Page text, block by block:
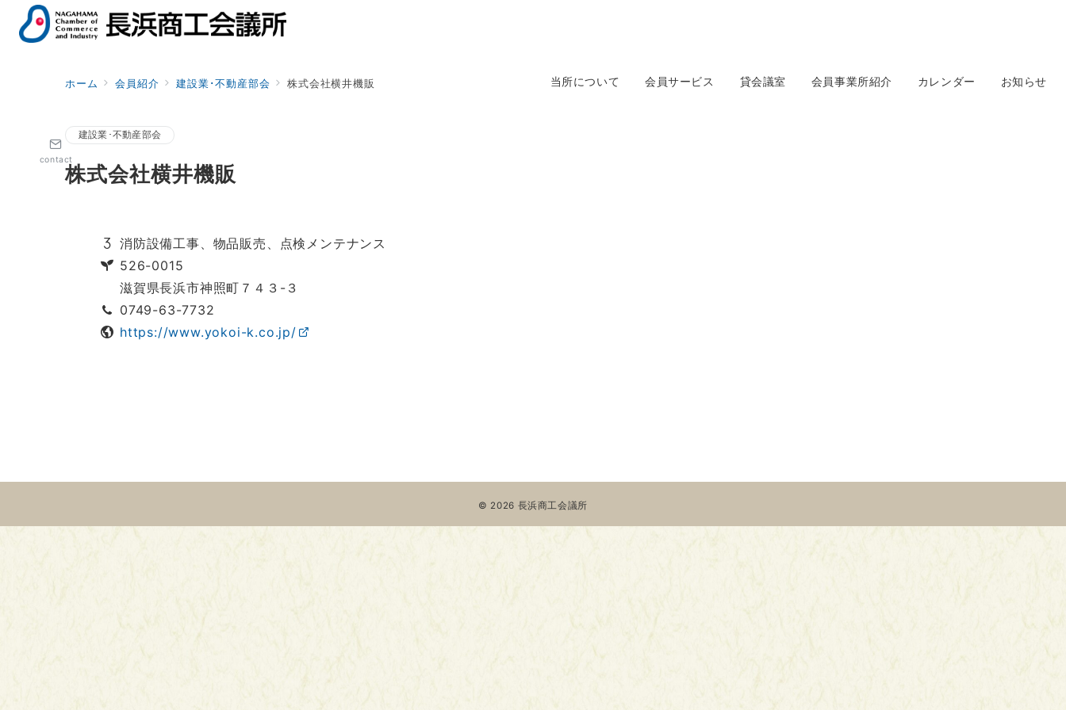
当所について 会員サービス 貸会議室 会員事業所紹介 カレンダー お知らせ
contact
ホーム 会員紹介 建設業･不動産部会 株式会社横井機販
建設業･不動産部会
株式会社横井機販
消防設備工事、物品販売、点検メンテナンス
526-0015
滋賀県長浜市神照町７４３-３
0749-63-7732
https://www.yokoi-k.co.jp/
© 2026 長浜商工会議所